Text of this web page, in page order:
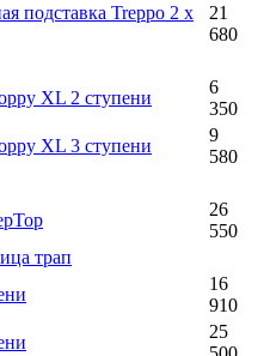
подставка Treppo 2 x
21
680
XL 2 ступени
6
350
XL 3 ступени
9
580
26
550
трап
16
910
25